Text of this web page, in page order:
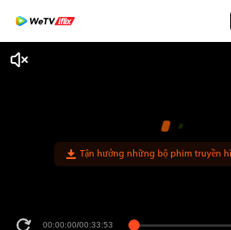
Tận hưởng những bộ phim truyền
00:00:00/00:33:53